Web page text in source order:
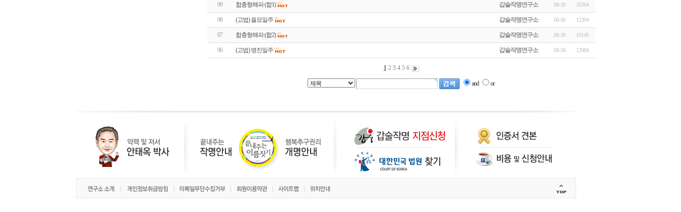
99 합충형해파 (합1) 갑술작명연구소 08-30 10264
98 (고법) 을묘일주 갑술작명연구소 08-30 12394
97 합충형해파 (합2) 갑술작명연구소 08-30 10145
96 (고법) 병진일주 갑술작명연구소 08-30 12984
1 2 3 4 5 6
and or